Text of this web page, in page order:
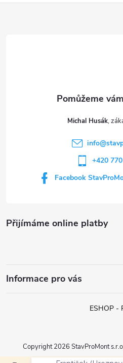
Přijímáme online platby
Informace pro vás
Michal Husák
info@
+420
Facebook
ESHOP -
Copyright 2026 StavProMont
František